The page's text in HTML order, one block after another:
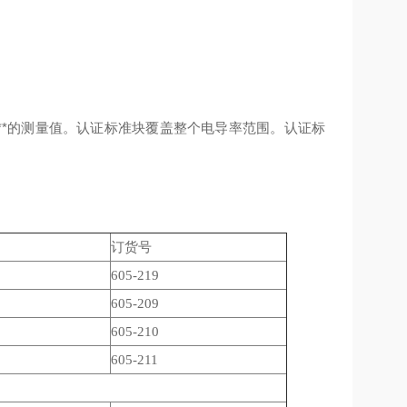
测量值。认证标准块覆盖整个电导率范围。认证标
订货号
605-219
605-209
605-210
605-211